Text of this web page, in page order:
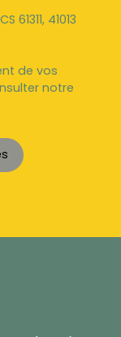
41013
de vos
notre